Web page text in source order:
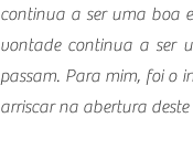
continua a ser uma boa
vontade continua a ser
passam. Para mim, foi o
arriscar na abertura